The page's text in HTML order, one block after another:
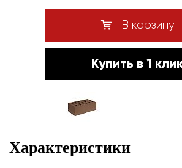
В корзину
Купить в 1
Характеристики